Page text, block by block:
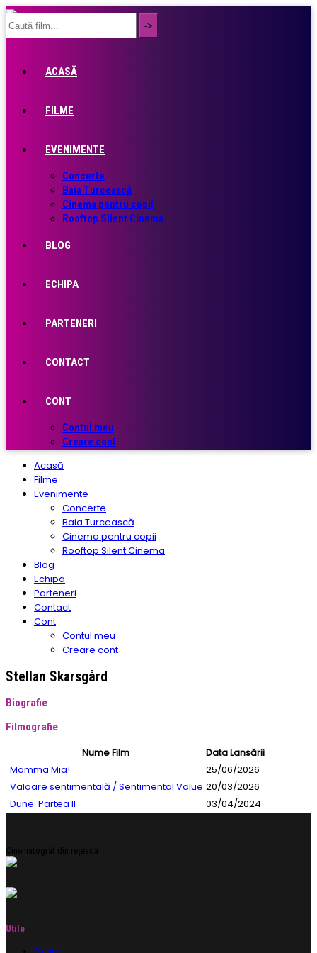
ACASĂ
FILME
EVENIMENTE
Concerte
Baia Turcească
Cinema pentru copii
Rooftop Silent Cinema
BLOG
ECHIPA
PARTENERI
CONTACT
CONT
Contul meu
Creare cont
Acasă
Filme
Evenimente
Concerte
Baia Turcească
Cinema pentru copii
Rooftop Silent Cinema
Blog
Echipa
Parteneri
Contact
Cont
Contul meu
Creare cont
Stellan Skarsgård
Biografie
Filmografie
Nume Film
Data Lansării
Mamma Mia!
25/06/2026
Valoare sentimentală / Sentimental Value 20/03/2026
Dune: Partea II
03/04/2024
Cinematograf din rețeaua
Utile